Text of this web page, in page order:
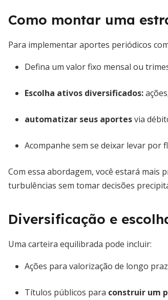
Como montar uma
Para implementar aportes periódicos
Defina um valor fixo mensal ou
Escolha ativos diversificados:
automatizar seus aportesvia
Acompanhe sem se deixar levar por
Com essa abordagem, você estará
turbulências sem tomar decisões
Diversificação e
Uma carteira equilibrada pode incluir:
Ações para valorização de longo
Títulos públicos para construir um